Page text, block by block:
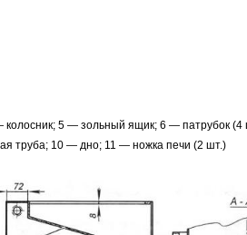
5 — зольный ящик; 6 — патрубок (4
труба; 10 — дно; 11 — ножка печи (2 шт.)